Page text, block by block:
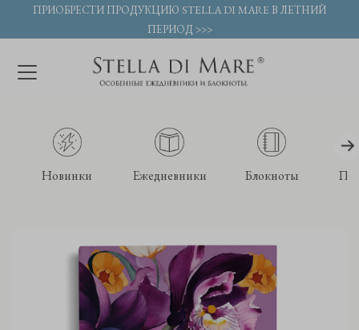
ПРИОБРЕСТИ ПРОДУКЦИЮ STELLA DI MARE В ЛЕТНИЙ
ПЕРИОД >>>
Новинки Ежедневники Блокноты